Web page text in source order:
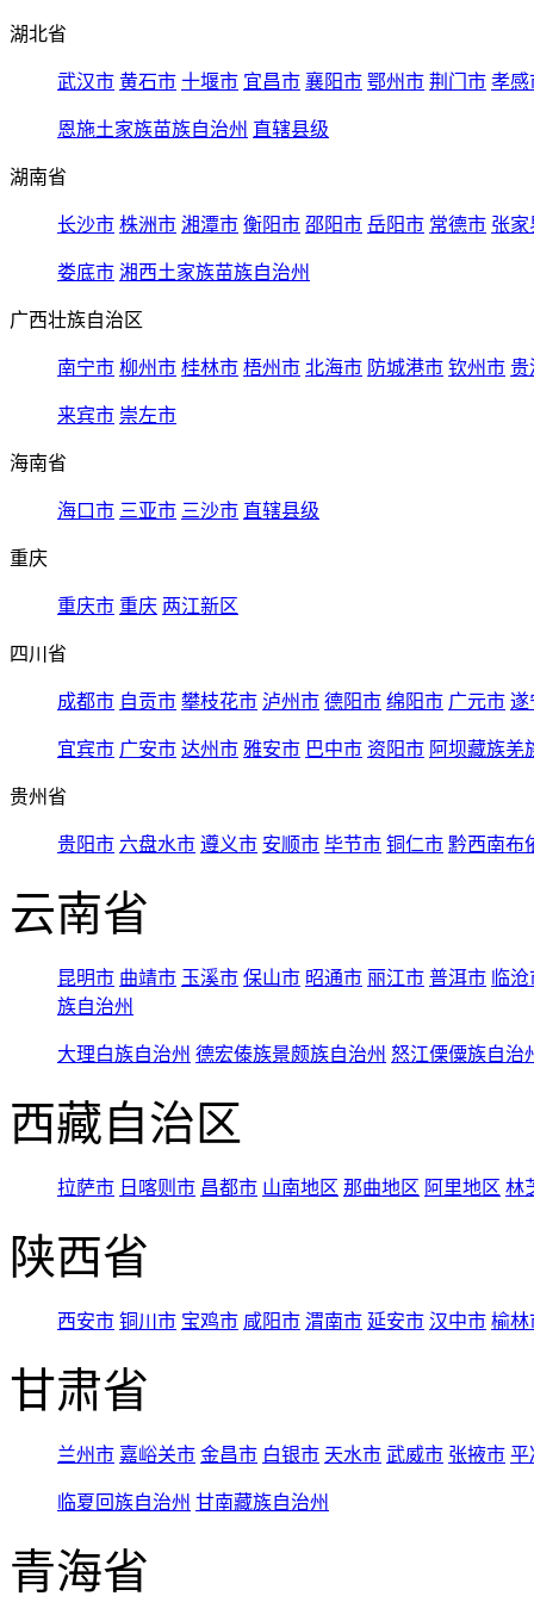
湖北省
武汉市 黄石市 十堰市 宜昌市 襄阳市 鄂州市 荆门市 孝感
恩施土家族苗族自治州 直辖县级
湖南省
长沙市 株洲市 湘潭市 衡阳市 邵阳市 岳阳市 常德市 张家
娄底市 湘西土家族苗族自治州
广西壮族自治区
南宁市 柳州市 桂林市 梧州市 北海市 防城港市 钦州市 贵
来宾市 崇左市
海南省
海口市 三亚市 三沙市 直辖县级
重庆
重庆市 重庆 两江新区
四川省
成都市 自贡市 攀枝花市 泸州市 德阳市 绵阳市 广元市 遂
宜宾市 广安市 达州市 雅安市 巴中市 资阳市 阿坝藏族羌
贵州省
贵阳市 六盘水市 遵义市 安顺市 毕节市 铜仁市 黔西南布
云南省
昆明市 曲靖市 玉溪市 保山市 昭通市 丽江市 普洱市 临
族自治州
大理白族自治州 德宏傣族景颇族自治州 怒江傈僳族自治
西藏自治区
拉萨市 日喀则市 昌都市 山南地区 那曲地区 阿里地区 林
陕西省
西安市 铜川市 宝鸡市 咸阳市 渭南市 延安市 汉中市 榆林
甘肃省
兰州市 嘉峪关市 金昌市 白银市 天水市 武威市 张掖市 平
临夏回族自治州 甘南藏族自治州
青海省